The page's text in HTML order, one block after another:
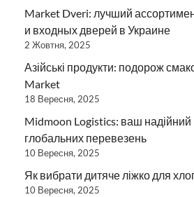
Market Dveri: лучший
и входных дверей в Украине
2 Жовтня, 2025
Азійські продукти: подорож
Market
18 Вересня, 2025
Midmoon Logistics: ваш надійний
глобальних перевезень
10 Вересня, 2025
Як вибрати дитяче ліжко для
10 Вересня, 2025